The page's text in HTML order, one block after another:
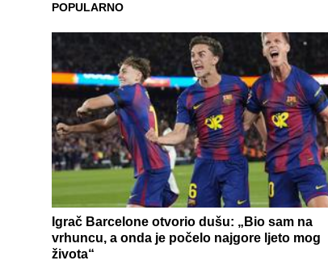
POPULARNO
Igrač Barcelone otvorio dušu: „Bio sam na
vrhuncu, a onda je počelo najgore ljeto mog
života“